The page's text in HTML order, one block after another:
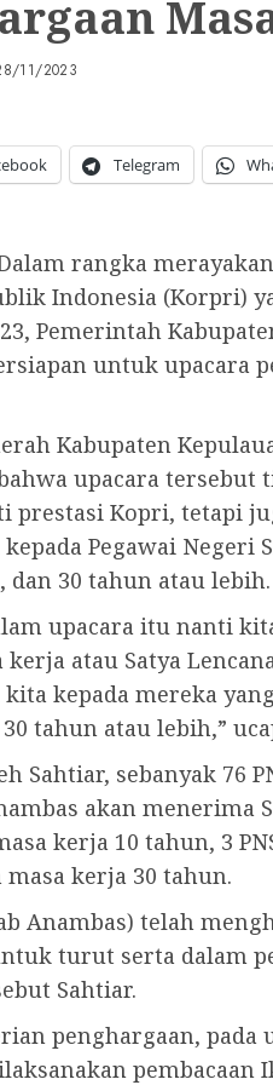
Telegram
11/2023
rangka
Indonesia (Korpri)
Pemerintah
untuk upacara
Kabupaten
upacara
prestasi Kopri, tetapi
Pegawai Negeri
dan 30 tahun atau lebih.
upacara itu nanti
atau Satya
kepada mereka
tahun atau lebih,”
Sahtiar, sebanyak 76
akan menerima
kerja 10 tahun, 3
masa kerja 30 tahun.
Anambas) telah
turut serta dalam
Sahtiar.
penghargaan, pada